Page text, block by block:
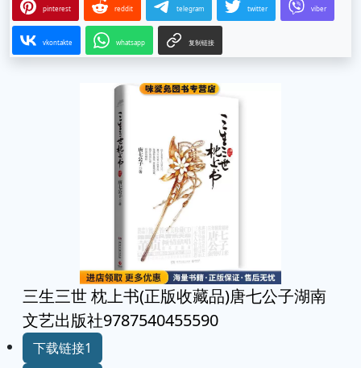
pinterest reddit telegram twitter viber
vkontakte whatsapp 复制链接
三生三世 枕上书(正版收藏品)唐七公子湖南
文艺出版社9787540455590
下载链接1